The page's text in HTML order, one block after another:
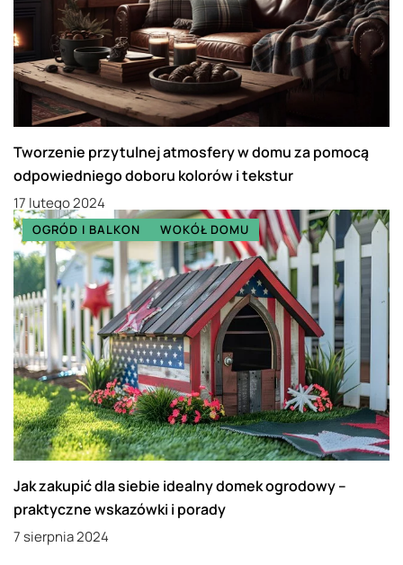
Tworzenie przytulnej atmosfery w domu za pomocą
odpowiedniego doboru kolorów i tekstur
17 lutego 2024
OGRÓD I BALKON WOKÓŁ DOMU
Jak zakupić dla siebie idealny domek ogrodowy –
praktyczne wskazówki i porady
7 sierpnia 2024